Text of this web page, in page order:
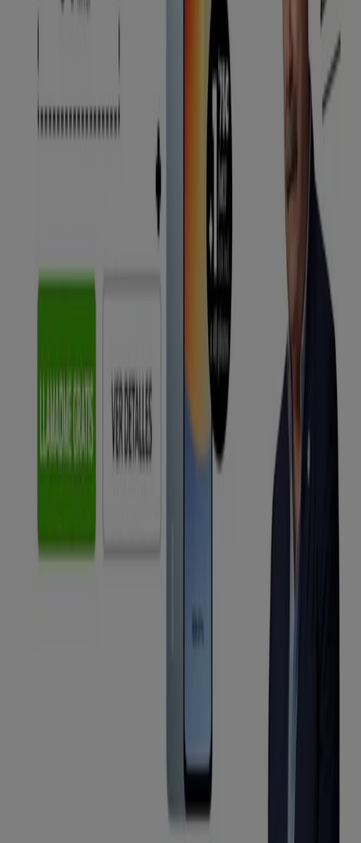
Electrónica en Arona
MÁSmóvil
Bienvenido a la tienda de MÁSmóvilen Tiendeo, donde
podrás descubrir las mejores
ofertas promocionesy
catálogosde esta destacada marca del sector de
Informática y Electrónica
. Nuestra tienda física está
Calle la Arena, 3 Arona
encontrarás una amplia gama de productos de calidad
que te permitirán ahorrar durante todo el
agosto de
En Tiendeo te ofrecemos toda la información actualizada
sobreMÁSmóvil
, como los horarios de apertura, las
ofertas exclusivas y la ubicación exacta de la tienda en
. Además, tendrás acceso a los últimos
, donde podrás descubrir las
promociones más recientes y aprovechar grandes
Informática y Electrónica
para tus compras enArona
No pierdas la oportunidad de visitar la tienda de
en Calle la Arena, 3
para disfrutar de una
experiencia de compra completa. Te invitamos a
explorar las promociones que tenemos para ti este
y mantenerte informado de las mejores ofertas
. ¡Visítanos y empieza a ahorrar
Más información de MÁSmóvil
Ver otras tiendas de
MÁSmóvil en Arona